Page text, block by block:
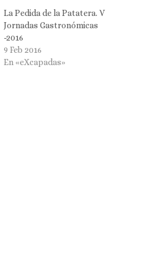
La Pedida de la Patatera. V
Jornadas Gastronómicas
-2016
9 Feb 2016
En «eXcapadas»